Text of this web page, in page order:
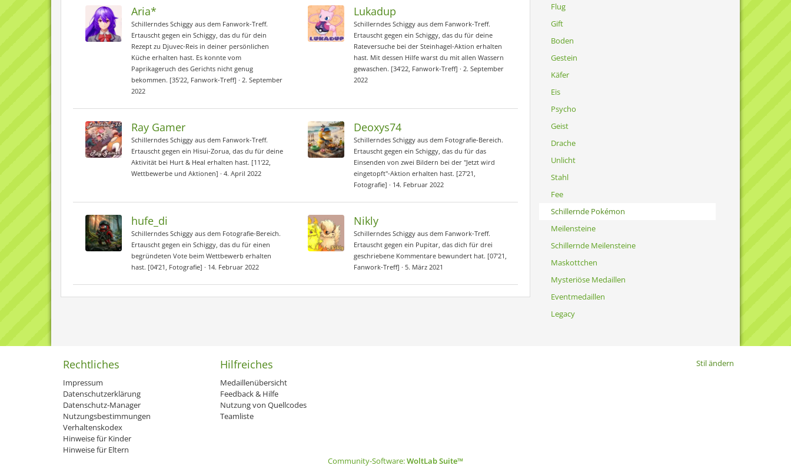
Aria*
Schillerndes Schiggy aus dem Fanwork-Treff.
Ertauscht gegen ein Schiggy, das du für dein
Rezept zu Djuvec-Reis in deiner persönlichen
Küche erhalten hast. Es konnte vom
Paprikageruch des Gerichts nicht genug
bekommen. [35'22, Fanwork-Treff]
2. September
2022
Lukadup
Schillerndes Schiggy aus dem Fanwork-Treff.
Ertauscht gegen ein Schiggy, das du für deine
Rateversuche bei der Steinhagel-Aktion erhalten
hast. Mit dessen Hilfe warst du mit allen Wassern
gewaschen. [34'22, Fanwork-Treff]
2. September
2022
Ray Gamer
Schillerndes Schiggy aus dem Fanwork-Treff.
Ertauscht gegen ein Hisui-Zorua, das du für deine
Aktivität bei Hurt & Heal erhalten hast. [11'22,
Wettbewerbe und Aktionen]
4. April 2022
Deoxys74
Schillerndes Schiggy aus dem Fotografie-Bereich.
Ertauscht gegen ein Schiggy, das du für das
Einsenden von zwei Bildern bei der "Jetzt wird
eingetopft"-Aktion erhalten hast. [27'21,
Fotografie]
14. Februar 2022
hufe_di
Schillerndes Schiggy aus dem Fotografie-Bereich.
Ertauscht gegen ein Schiggy, das du für einen
begründeten Vote beim Wettbewerb erhalten
hast. [04’21, Fotografie]
14. Februar 2022
Nikly
Schillerndes Schiggy aus dem Fanwork-Treff.
Ertauscht gegen ein Pupitar, das dich für drei
geschriebene Kommentare bewundert hat. [07'21,
Fanwork-Treff]
5. März 2021
Flug
Gift
Boden
Gestein
Käfer
Eis
Psycho
Geist
Drache
Unlicht
Stahl
Fee
Schillernde Pokémon
Meilensteine
Schillernde Meilensteine
Maskottchen
Mysteriöse Medaillen
Eventmedaillen
Legacy
Stil ändern
Rechtliches
Impressum
Datenschutzerklärung
Datenschutz-Manager
Nutzungsbestimmungen
Verhaltenskodex
Hinweise für Kinder
Hinweise für Eltern
Hilfreiches
Medaillenübersicht
Feedback & Hilfe
Nutzung von Quellcodes
Teamliste
Community-Software:WoltLab Suite™